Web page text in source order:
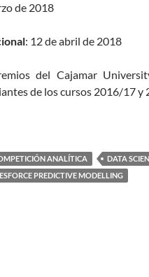
de 2018
: 12 de abril de 2018
del Cajamar
de los cursos 2016/17 y
ANALÍTICA
DATA
PREDICTIVE MODELLING